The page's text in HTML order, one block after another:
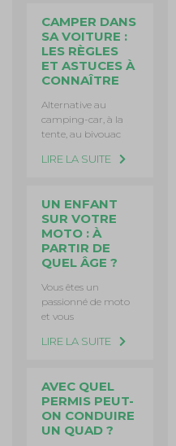
CAMPER DANS
SA VOITURE :
LES RÈGLES
ET ASTUCES À
CONNAÎTRE
Alternative au
camping-car, à la
tente, au bivouac
LIRE LA SUITE
UN ENFANT
SUR VOTRE
MOTO : À
PARTIR DE
QUEL ÂGE ?
Vous êtes un
passionné de moto
et vous
LIRE LA SUITE
AVEC QUEL
PERMIS PEUT-
ON CONDUIRE
UN QUAD ?